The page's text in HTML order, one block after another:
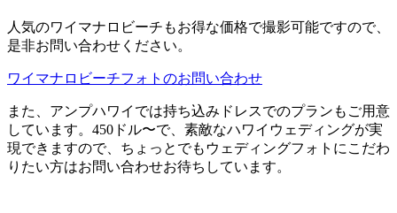
人気のワイマナロビーチもお得な価格で撮影可能ですので、
是非お問い合わせください。
ワイマナロビーチフォトのお問い合わせ
また、アンプハワイでは持ち込みドレスでのプランもご用意
しています。450ドル〜で、素敵なハワイウェディングが実
現できますので、ちょっとでもウェディングフォトにこだわ
りたい方はお問い合わせお待ちしています。